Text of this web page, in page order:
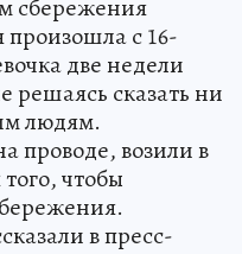
сбережения
произошла с 16-
две недели
решаясь сказать ни
людям.
проводе, возили в
чтобы
в пресс-